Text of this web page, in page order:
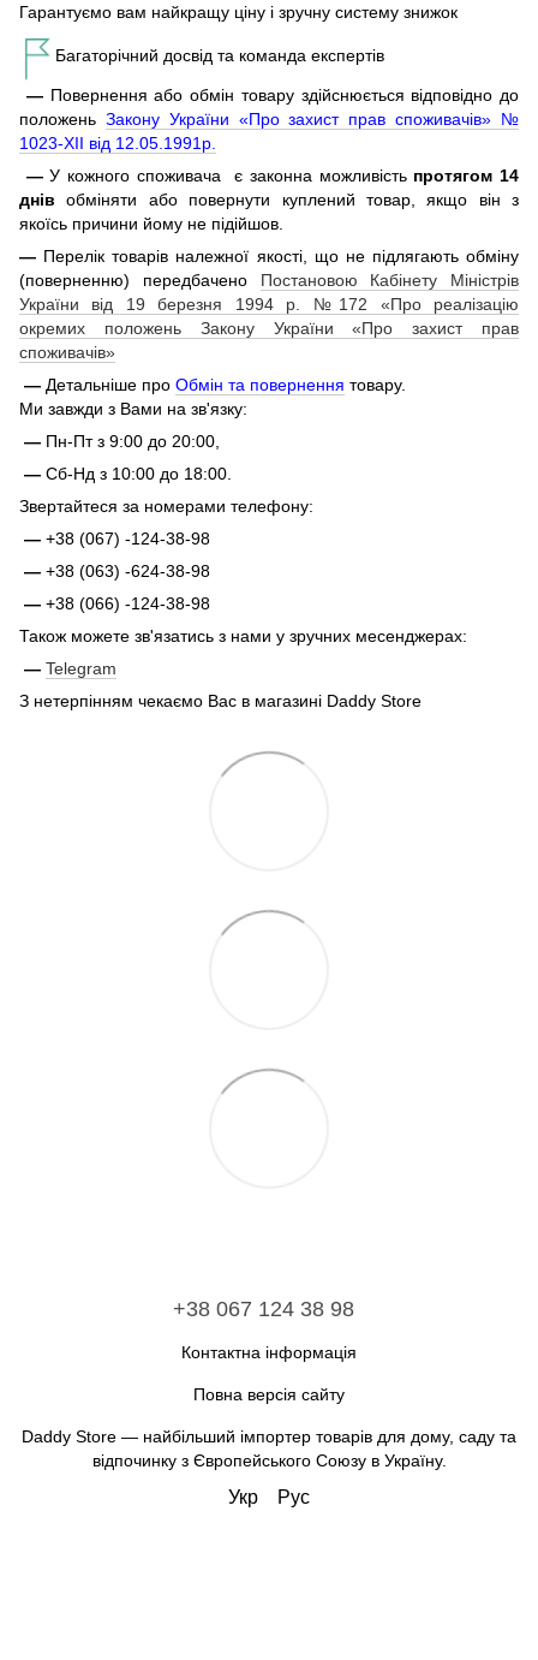
Гарантуємо вам найкращу ціну і зручну систему знижок
Багаторічний досвід та команда експертів
— Повернення або обмін товару здійснюється відповідно до
положень Закону України «Про захист прав споживачів» №
1023-XII від 12.05.1991р.
—У кожного споживача є законна можливість протягом 14
днів обміняти або повернути куплений товар, якщо він з
якоїсь причини йому не підійшов.
— Перелік товарів належної якості, що не підлягають обміну
(поверненню) передбачено Постановою Кабінету Міністрів
України від 19 березня 1994 р. №172 «Про реалізацію
окремих положень Закону України «Про захист прав
споживачів»
— Детальніше про Обмін та повернення товару.
Ми завжди з Вами на зв'язку:
— Пн-Пт з 9:00 до 20:00,
— Сб-Нд з 10:00 до 18:00.
Звертайтеся за номерами телефону:
— +38 (067) -124-38-98
— +38 (063) -624-38-98
— +38 (066) -124-38-98
Також можете зв'язатись з нами у зручних месенджерах:
— Telegram
З нетерпінням чекаємо Вас в магазині Daddy Store
+38 067 124 38 98
Контактна інформація
Повна версія сайту
Daddy Store — найбільший імпортер товарів для дому, саду та
відпочинку з Європейського Союзу в Україну.
Укр Рус